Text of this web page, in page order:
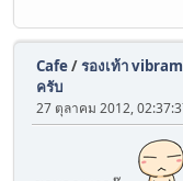
Cafe/รองเท้า
ครับ
27 ตุลาคม 2012,